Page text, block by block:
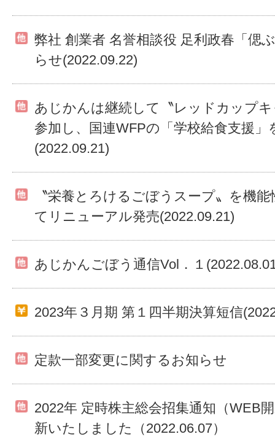
弊社 創業者 名誉相談役 足利政春「偲
らせ(2022.09.22)
あじかんは継続して〝レッドカップ
参加し、国連WFPの「学校給食支援」
(2022.09.21)
〝栄養とろけるごぼうスープ〟を機
てリニューアル発売(2022.09.21)
あじかんごぼう通信Vol．１
2023年３月期 第１四半期決算短信
定款一部変更に関するお知らせ
2022年 定時株主総会招集通知（WEB
新いたしました（2022.06.07）